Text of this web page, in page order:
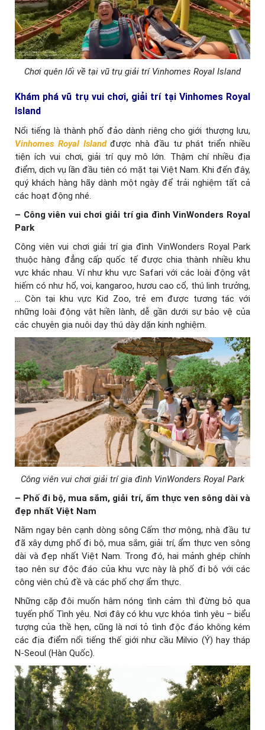
Chơi quên lối về tại vũ trụ giải trí Vinhomes Royal Island
Khám phá vũ trụ vui chơi, giải trí tại Vinhomes Royal
Island
Nổi tiếng là thành phố đảo dành riêng cho giới thượng lưu,
Vinhomes Royal Islandđược nhà đầu tư phát triển nhiều
tiện ích vui chơi, giải trí quy mô lớn. Thậm chí nhiều địa
điểm, dịch vụ lần đầu tiên có mặt tại Việt Nam. Khi đến đây,
quý khách hàng hãy dành một ngày để trải nghiệm tất cả
các hoạt động nhé.
– Công viên vui chơi giải trí gia đình VinWonders Royal
Park
Công viên vui chơi giải trí gia đình VinWonders Royal Park
thuộc hàng đẳng cấp quốc tế được chia thành nhiều khu
vực khác nhau. Ví như khu vực Safari với các loài động vật
hiếm có như hổ, voi, kangaroo, hươu cao cổ, thú linh trưởng,
… Còn tại khu vực Kid Zoo, trẻ em được tương tác với
những loài động vật hiền lành, dễ gần dưới sự bảo vệ của
các chuyên gia nuôi dạy thú dày dặn kinh nghiệm.
Công viên vui chơi giải trí gia đình VinWonders Royal Park
– Phố đi bộ, mua sắm, giải trí, ẩm thực ven sông dài và
đẹp nhất Việt Nam
Nằm ngay bên cạnh dòng sông Cấm thơ mộng, nhà đầu tư
đã xây dựng phố đi bộ, mua sắm, giải trí, ẩm thực ven sông
dài và đẹp nhất Việt Nam. Trong đó, hai mảnh ghép chính
tạo nên sự độc đáo của khu vực này là phố đi bộ với các
công viên chủ đề và các phố chợ ẩm thực.
Những cặp đôi muốn hâm nóng tình cảm thì đừng bỏ qua
tuyến phố Tình yêu. Nơi đây có khu vực khóa tình yêu – biểu
tượng của thề hẹn, cũng là nơi tỏ tình độc đáo không kém
các địa điểm nổi tiếng thế giới như cầu Milvio (Ý) hay tháp
N-Seoul (Hàn Quốc).